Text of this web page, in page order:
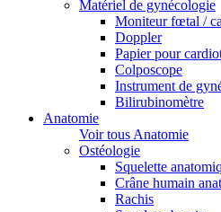
Matériel de gynécologie
Moniteur fœtal /
Doppler
Papier pour
Colposcope
Instrument de
Bilirubinomètre
Anatomie
Voir tous Anatomie
Ostéologie
Squelette
Crâne humain
Rachis